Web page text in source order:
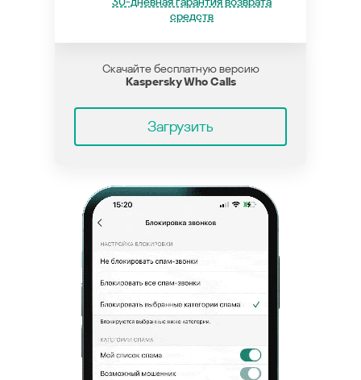
средств
Скачайте бесплатную версию
Kaspersky Who Calls
Загрузить